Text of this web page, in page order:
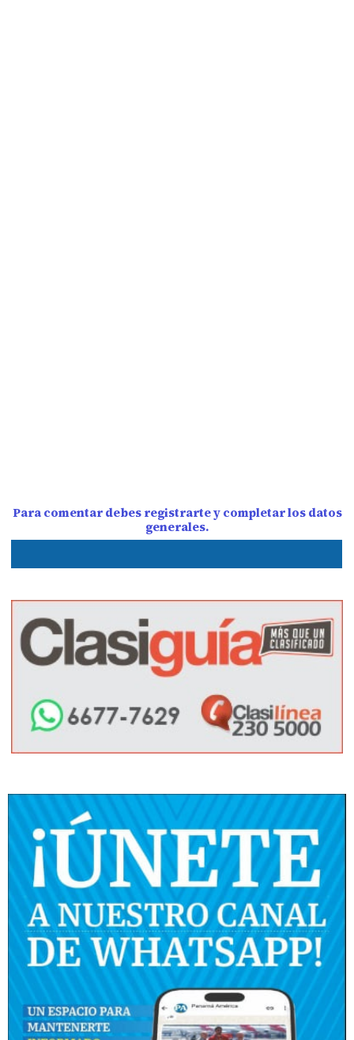
Para comentar debes registrarte y completar los datos
generales.